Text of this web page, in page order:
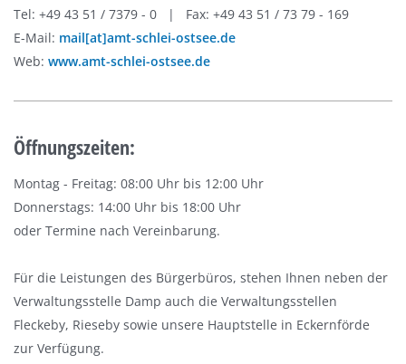
Tel: +49 43 51 / 7379 - 0 | Fax: +49 43 51 / 73 79 - 169
E-Mail: mail[at]amt-schlei-ostsee.de
Web: www.amt-schlei-ostsee.de
Öffnungszeiten:
Montag - Freitag: 08:00 Uhr bis 12:00 Uhr
Donnerstags: 14:00 Uhr bis 18:00 Uhr
oder Termine nach Vereinbarung.
Für die Leistungen des Bürgerbüros, stehen Ihnen neben der
Verwaltungsstelle Damp auch die Verwaltungsstellen
Fleckeby, Rieseby sowie unsere Hauptstelle in Eckernförde
zur Verfügung.